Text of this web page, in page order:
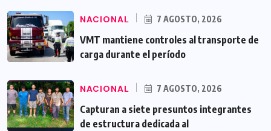
NACIONAL 7 AGOSTO, 2026
VMT mantiene controles al transporte de
carga durante el período
NACIONAL 7 AGOSTO, 2026
Capturan a siete presuntos integrantes
de estructura dedicada al